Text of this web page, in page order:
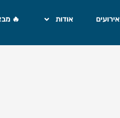
אירועים אודות 🔥